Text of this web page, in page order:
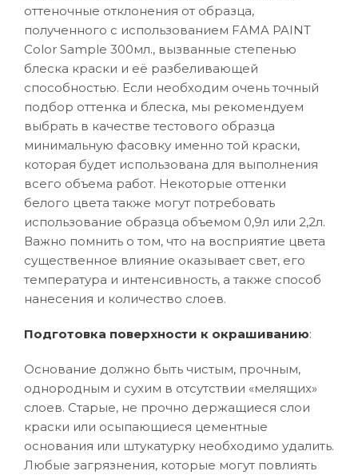
оттеночные отклонения от образца,
полученного с использованием FAMA PAINT
Color Sample 300мл., вызванные степенью
блеска краски и её разбеливающей
способностью. Если необходим очень точный
подбор оттенка и блеска, мы рекомендуем
выбрать в качестве тестового образца
минимальную фасовку именно той краски,
которая будет использована для выполнения
всего объема работ. Некоторые оттенки
белого цвета также могут потребовать
использование образца объемом 0,9л или 2,2л.
Важно помнить о том, что на восприятие цвета
существенное влияние оказывает свет, его
температура и интенсивность, а также способ
нанесения и количество слоев.
Подготовка поверхности к окрашиванию:
Основание должно быть чистым, прочным,
однородным и сухим в отсутствии «мелящих»
слоев. Старые, не прочно держащиеся слои
краски или осыпающиеся цементные
основания или штукатурку необходимо удалить.
Любые загрязнения, которые могут повлиять